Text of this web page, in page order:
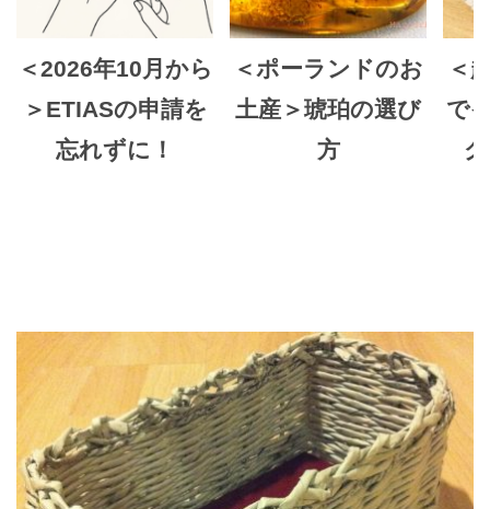
＜2026年10月から
＞ETIASの申請を
忘れずに！
＜ポーランドのお
土産＞琥珀の選び
方
＜
で